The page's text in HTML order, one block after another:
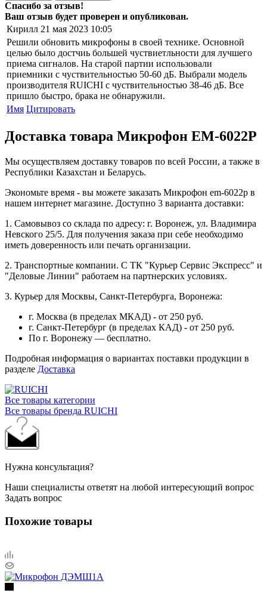
Спасибо за отзыв!
Ваш отзыв будет проверен и опубликован.
Кирилл 21 мая 2023 10:05
Решили обновить микрофоны в своей технике. Основной
целью было достчиь большей чуствиетльности для лучшего
приема сигналов. На старой партии использовали
приемники с чуствительностью 50-60 дБ. Выбрали модель
производителя RUICHI с чуствительностью 38-46 дБ. Все
пришло быстро, брака не обнаружили.
Имя Цитировать
Доставка товара Микрофон EM-6022P
Мы осуществляем доставку товаров по всей России, а также в
Республики Казахстан и Беларусь.
Экономьте время - вы можете заказать Микрофон em-6022p в
нашем интернет магазине. Доступно 3 варианта доставки:
1. Самовывоз со склада по адресу: г. Воронеж, ул. Владимира
Невского 25/5. Для получения заказа при себе необходимо
иметь доверенность или печать организации.
2. Транспортные компании. С ТК "Курьер Сервис Экспресс" и
"Деловые Линии" работаем на партнерских условиях.
3. Курьер для Москвы, Санкт-Петербурга, Воронежа:
г. Москва (в пределах МКАД) - от 250 руб.
г. Санкт-Петербург (в пределах КАД) - от 250 руб.
По г. Воронежу — бесплатно.
Подробная информация о вариантах поставки продукции в
разделе Доставка
Все товары категории
Все товары бренда RUICHI
Нужна консультация?
Наши специалисты ответят на любой интересующий вопрос
Задать вопрос
Похожие товары